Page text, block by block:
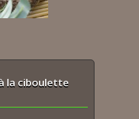
la ciboulette